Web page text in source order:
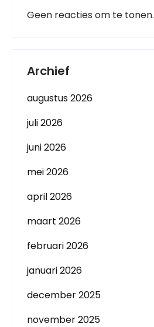
Geen reacties om te tonen.
Archief
augustus 2026
juli 2026
juni 2026
mei 2026
april 2026
maart 2026
februari 2026
januari 2026
december 2025
november 2025